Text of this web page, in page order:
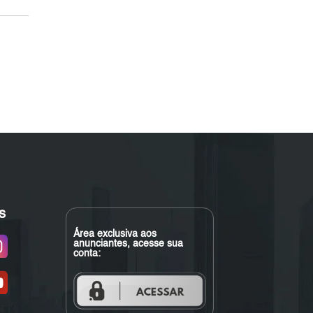
Área exclusiva aos
anunciantes, acesse sua
conta: